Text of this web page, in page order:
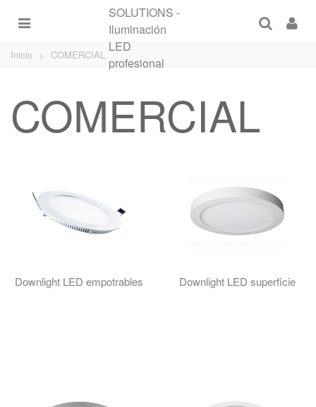
Inicio > COMERCIAL
COMERCIAL
Downlight LED empotrables Downlight LED superficie